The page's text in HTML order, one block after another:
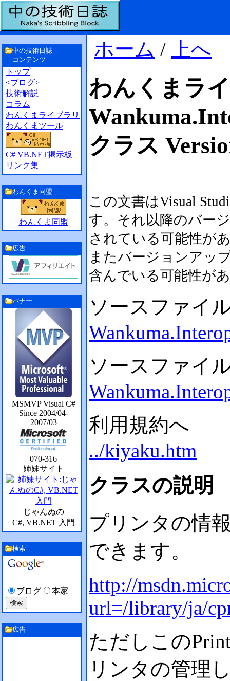
ホーム / 上へ
わんくまラ
クラス
この文書はVisual
す。それ以降のバー
されている可能性が
またバージョンアッ
含んでいる可能性が
ソースファイ
ソースファイ
利用規約へ
../kiyaku.htm
クラスの説明
プリンタの情
できます。
http://
url=/library/ja/
ただしこの
リンタの管理
中の技術日誌
コンテンツ
トップ
<ブログ>
技術解説
コラム
わんくまライブラリ
わんくまツール
C# VB.NET掲示板
リンク集
わんくま同盟
わんくま同盟
広告
バナー
MSMVP Visual C#
Since 2004/04-
2007/03
070-316
姉妹サイト
じゃんぬの
C#, VB.NET 入門
検索
ブログ 本家
広告